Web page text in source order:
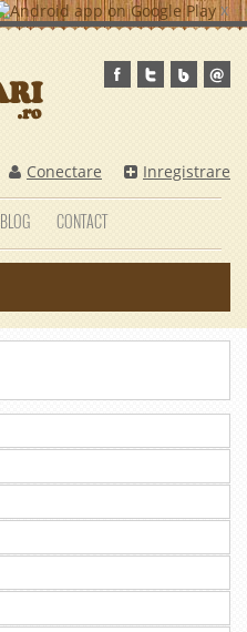
x
Conectare Inregistrare
BLOG CONTACT